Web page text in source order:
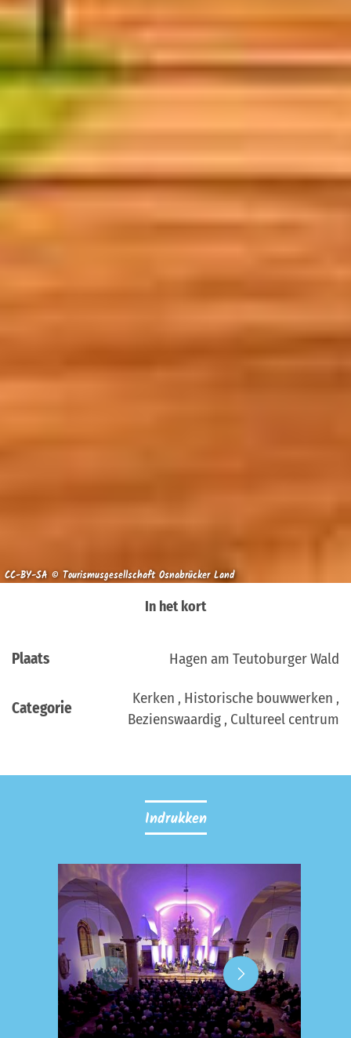
CC-BY-SA © Tourismusgesellschaft Osnabrücker Land
In het kort
Plaats Hagen am Teutoburger Wald
Categorie
Kerken , Historische bouwwerken ,
Bezienswaardig , Cultureel centrum
Indrukken